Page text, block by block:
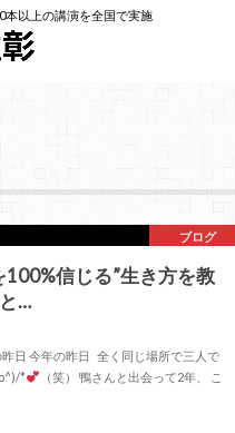
以上の講演を全国で実施
ブログ
100%信じる”生き方を教
…
日 今年の昨日 全く同じ場所で三人で
*
（笑） 鴨さんと出会って2年、 こ